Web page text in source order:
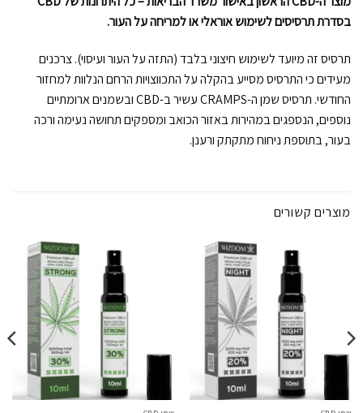
בסדרת תרסיסים לשימוש אוראלי או למריחה על העור.
תרסיס זה מיועד לשימוש חיצוני בלבד (התזה על העור ועיסוי). צרכנים
מעידים כי התרסיס מסייע בהקלה על התכווצויות הרחם הנלוות למחזור
החודשי. תרסיס שמן ה-CRAMPS עשיר ב-CBD ובשמנים ארומתיים
נוספים, הנספגים במהירות באזור הכואב ומספקים תחושה נעימה ורכה
בעור, בתוספת ניחוח מתקתק ורענן.
מוצרים קשורים